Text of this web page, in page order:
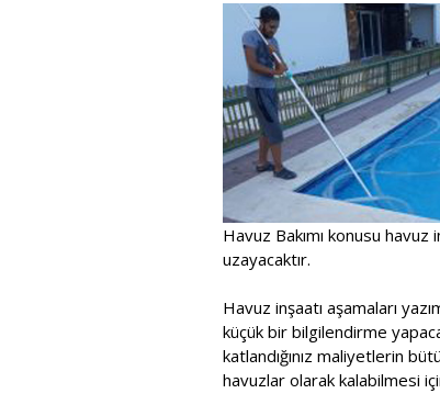
Havuz Bakımı konusu
uzayacaktır.
Havuz inşaatı aşamaları
küçük bir bilgilendirme
katlandığınız maliyetlerin
havuzlar olarak kalabilmesi